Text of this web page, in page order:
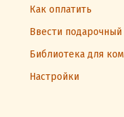
Как оплатить
Ввести подарочный
Библиотека для
Настройки